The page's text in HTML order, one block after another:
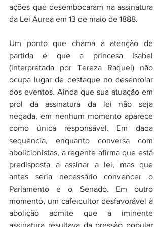
ações que desembocaram na assinatura
da Lei Áurea em 13 de maio de 1888.
Um ponto que chama a atenção de
partida é que a princesa Isabel
(interpretada por Tereza Raquel) não
ocupa lugar de destaque no desenrolar
dos eventos. Ainda que sua atuação em
prol da assinatura da lei não seja
negada, em nenhum momento aparece
como única responsável. Em dada
sequência, enquanto conversa com
abolicionistas, a regente afirma que está
predisposta a assinar a lei, mas que
antes seria necessário convencer o
Parlamento e o Senado. Em outro
momento, um cafeicultor desfavorável à
abolição admite que a iminente
assinatura resultava da pressão popular